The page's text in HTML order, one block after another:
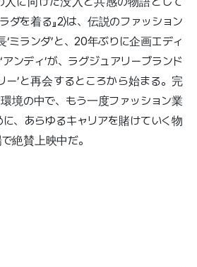
ダを着る』2〉は、伝説のファッション
‘ミランダ’と、20年ぶりに企画エディ
ンディ’が、ラグジュアリーブランド
ー’と再会するところから始まる。完
境の中で、もう一度ファッション業
、あらゆるキャリアを賭けていく物
絶賛上映中だ。